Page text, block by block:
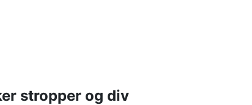
stropper og div